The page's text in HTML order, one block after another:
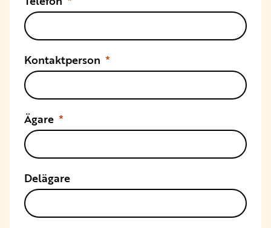
Kontaktperson
Ägare
Delägare